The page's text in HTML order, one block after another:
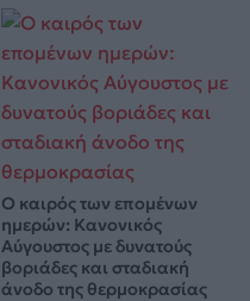
Ο καιρός των επομένων
ημερών: Κανονικός
Αύγουστος με δυνατούς
βοριάδες και σταδιακή
άνοδο της θερμοκρασίας